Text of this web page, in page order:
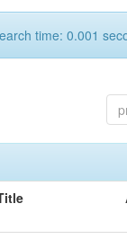
time: 0.001